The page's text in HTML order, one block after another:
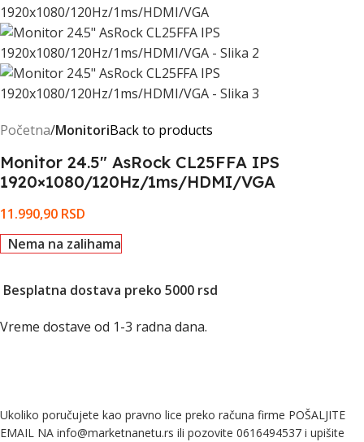
Početna MonitoriBack to products
Monitor 24.5″ AsRock CL25FFA IPS
1920×1080/120Hz/1ms/HDMI/VGA
11.990,90 RSD
Nema na zalihama
Besplatna dostava preko 5000 rsd
Vreme dostave od 1-3 radna dana.
Ukoliko poručujete kao pravno lice preko računa firme POŠALJITE
EMAIL NA info@marketnanetu.rs ili pozovite 0616494537 i upišite